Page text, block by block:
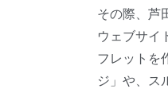
その際、芦
ウェブサイ
フレットを
ジ」や、ス